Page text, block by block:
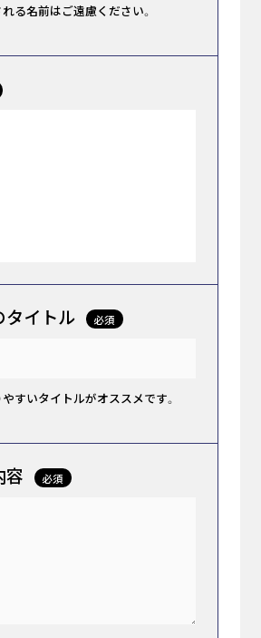
る名前はご遠慮ください。
タイトル 必須
すいタイトルがオススメです。
容 必須